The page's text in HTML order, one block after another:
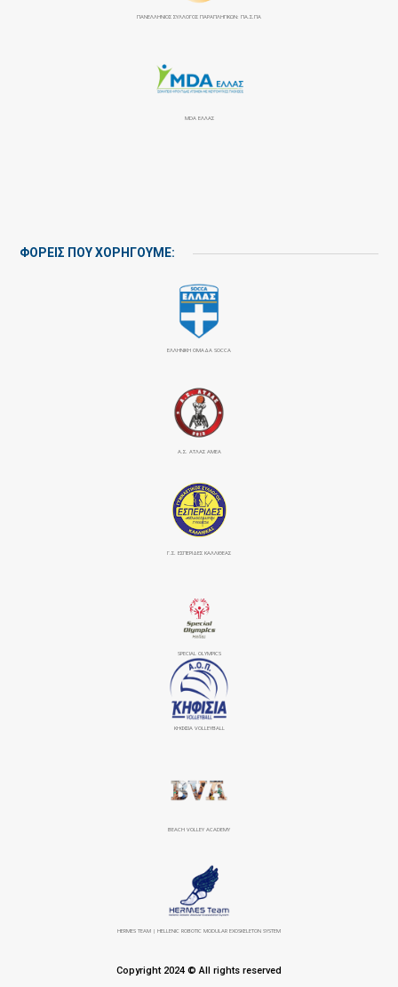
ΠΑΝΕΛΛΉΝΙΟΣ ΣΎΛΛΟΓΟΣ ΠΑΡΑΠΛΗΓΙΚΏΝ: ΠΑ.Σ.ΠΑ
MDA ΕΛΛΑΣ
ΦΟΡΕΙΣ ΠΟΥ ΧΟΡΗΓΟΥΜΕ:
ΕΛΛΗΝΙΚΗ ΟΜΑΔΑ SOCCA
Α.Σ. ΑΤΛΑΣ ΑΜΕΑ
Γ.Σ. ΕΣΠΕΡΙΔΕΣ ΚΑΛΛΙΘΕΑΣ
SPECIAL OLYMPICS
ΚΗΦΙΣΙΆ VOLLEYBALL
BEACH VOLLEY ACADEMY
HERMES TEAM | HELLENIC ROBOTIC MODULAR EXOSKELETON SYSTEM
Copyright 2024 © All rights reserved